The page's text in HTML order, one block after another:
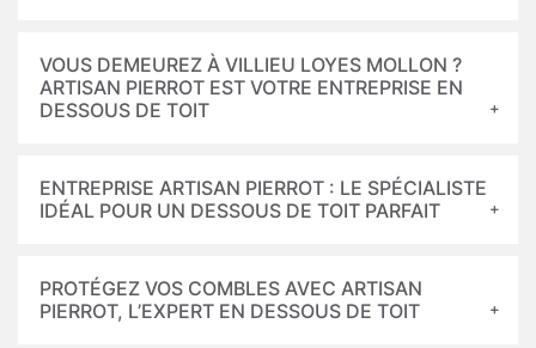
VOUS DEMEUREZ À VILLIEU LOYES MOLLON ?
ARTISAN PIERROT EST VOTRE ENTREPRISE EN
DESSOUS DE TOIT
ENTREPRISE ARTISAN PIERROT : LE SPÉCIALISTE
IDÉAL POUR UN DESSOUS DE TOIT PARFAIT
PROTÉGEZ VOS COMBLES AVEC ARTISAN
PIERROT, L’EXPERT EN DESSOUS DE TOIT